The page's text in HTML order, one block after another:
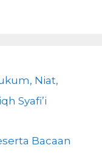
Niat,
Syafi’i
Bacaan